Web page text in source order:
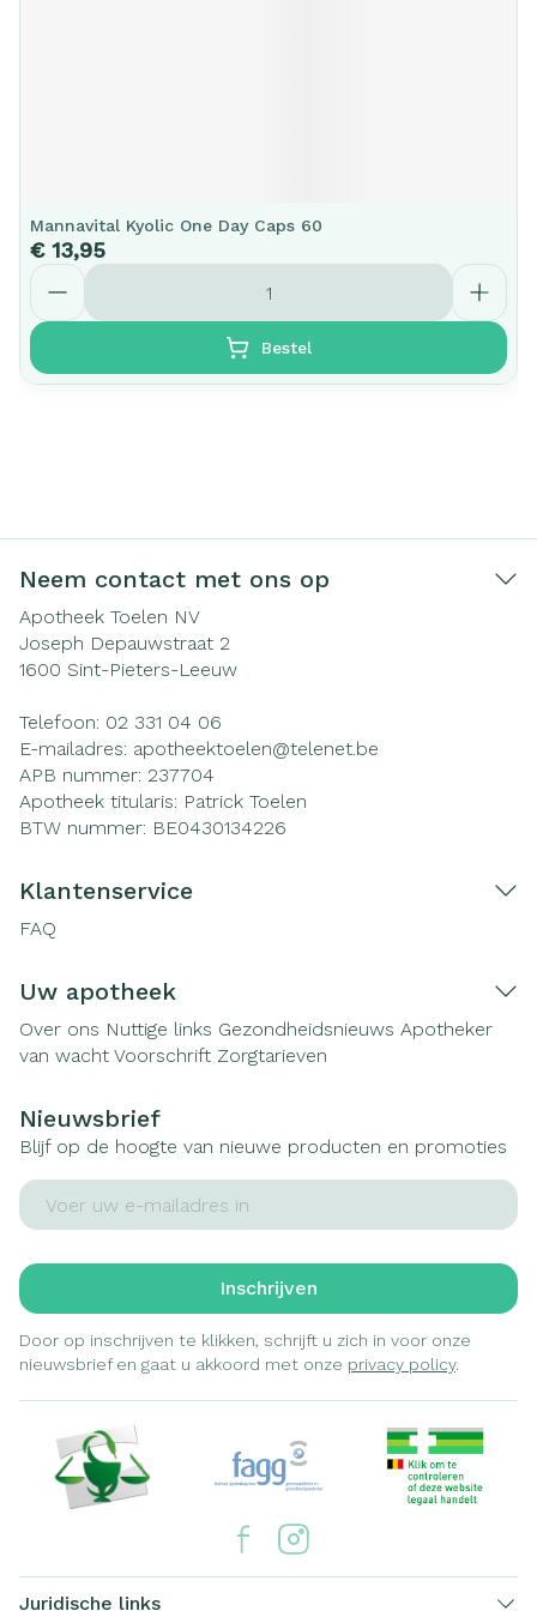
Mannavital Kyolic One Day Caps 60
€ 13,95
Aantal
Bestel
Neem contact met ons op
Apotheek Toelen NV
Joseph Depauwstraat 2
1600 Sint-Pieters-Leeuw
Telefoon: 02 331 04 06
E-mailadres: apotheektoelen@telenet.be
APB nummer: 237704
Apotheek titularis: Patrick Toelen
BTW nummer: BE0430134226
Klantenservice
FAQ
Uw apotheek
Over ons Nuttige links Gezondheidsnieuws Apotheker
van wacht Voorschrift Zorgtarieven
Nieuwsbrief
Blijf op de hoogte van nieuwe producten en promoties
E-mail adres
Inschrijven
Door op inschrijven te klikken, schrijft u zich in voor onze
nieuwsbrief en gaat u akkoord met onze privacy policy.
Juridische links